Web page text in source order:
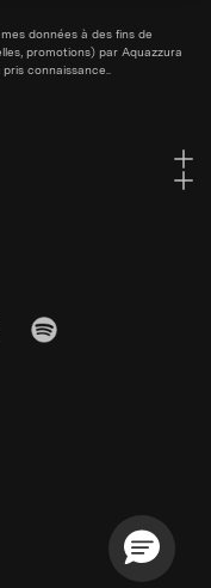
données à des fins de
promotions) par Aquazzura
connaissance..